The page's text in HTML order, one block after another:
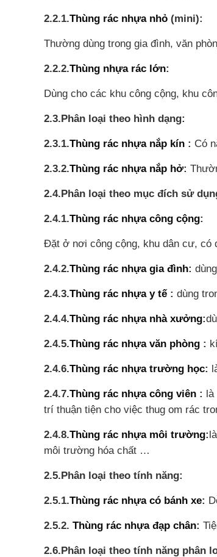
2.2.1.Thùng rác nhựa nhỏ (mini):
Thường dùng trong gia đình, văn
2.2.2.Thùng nhựa rác lớn:
Dùng cho các khu công cộng, khu
2.3.Phân loại theo hình dạng:
2.3.1.Thùng rác nhựa nắp kín : Có
2.3.2.Thùng rác nhựa nắp hở:
2.4.Phân loại theo mục đích sử
2.4.1.Thùng rác nhựa công cộng:
Đặt ở nơi công cộng, khu dân cư, có
2.4.2.Thùng rác nhựa gia đình:
2.4.3.Thùng rác nhựa y tế: dùng
2.4.4.Thùng rác nhựa nhà xưởng:
2.4.5.Thùng rác nhựa văn phòng :
2.4.6.Thùng rác nhựa trường học:
2.4.7.Thùng rác nhựa công viên : là
trí thuận tiện cho việc thug om rác
2.4.8.Thùng rác nhựa môi trường:
môi trường hóa chất …
2.5.Phân loại theo tính năng:
2.5.1.Thùng rác nhựa có bánh xe:
2.5.2. Thùng rác nhựa đạp chân:
2.6.Phân loại theo tính năng phân